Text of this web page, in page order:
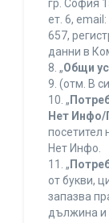
гр. София
ет. 6,
657,
данни в
8. „Общи
9. (отм. В
10. „
Нет Инфо/
посетител
Нет Инфо.
11. „
от букви,
запазва
дължина и